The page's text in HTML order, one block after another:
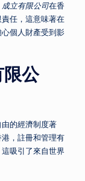
成立有限公司在香
任，這意味著在
個人財產受到影
公
的經濟制度著
港，註冊和管理有
吸引了來自世界